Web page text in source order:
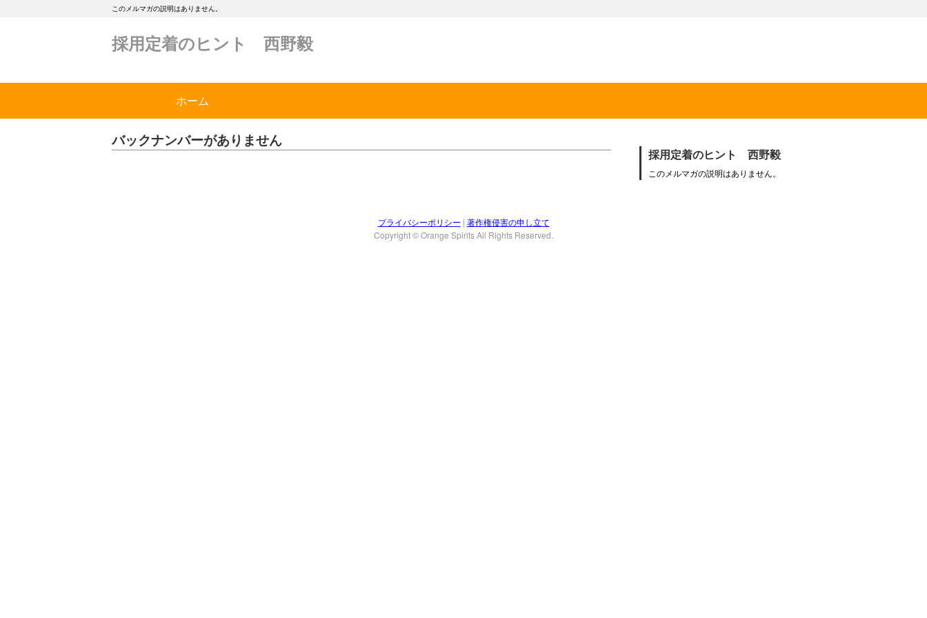
このメルマガの説明はありません。
採用定着のヒント 西野毅
ホーム
バックナンバーがありません
採用定着のヒント 西野毅
このメルマガの説明はありません。
プライバシーポリシー | 著作権侵害の申し立て
Copyright © Orange Spirits All Rights Reserved.